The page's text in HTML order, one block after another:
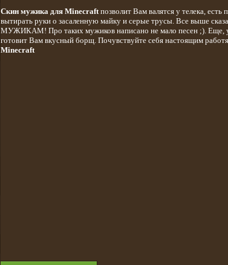
Скин мужика для Minecraftпозволит Вам валятся у телека,
вытирать руки о засаленную майку и серые трусы. Все выше
МУЖИКАМ! Про таких мужиков написано не мало песен ;). Еще,
готовит Вам вкусный борщ. Почувствуйте себя настоящим
Minecraft